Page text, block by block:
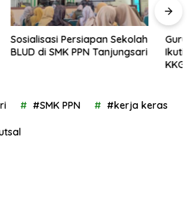
Guru SMK PPN Tanjungsari
Ikuti Sinergi Lintas Jenjang
KKG, MGMP, dan IGTKI untuk
#SMK PPN #kerja keras